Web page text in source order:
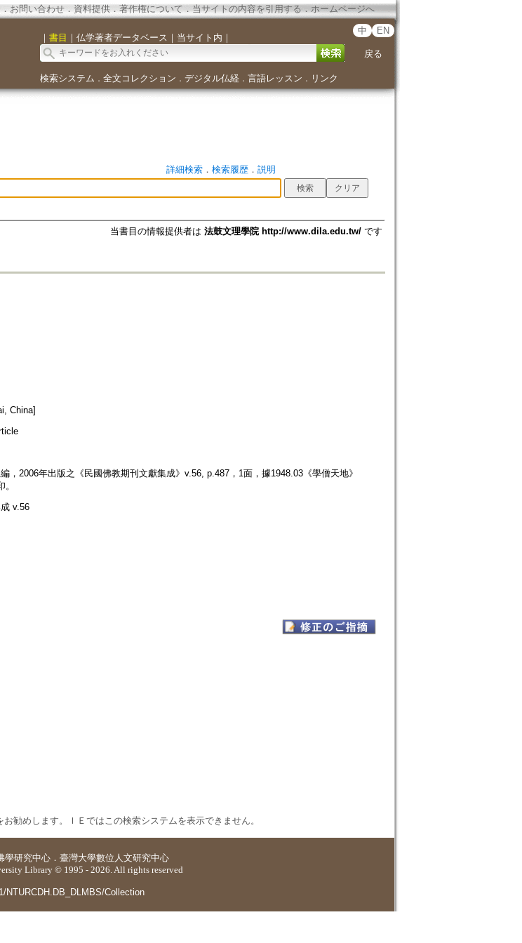
． お問い合わせ． 資料提供． 著作権について．当サイトの内容を引用する ． ホームページへ
｜ 書目 ｜ 仏学著者データベース ｜ 当サイト内 ｜
中 EN
戻る
検索システム ． 全文コレクション ． デジタル仏経． 言語レッスン ． リンク
詳細検索． 検索履歴． 説明
当書目の情報提供者は 法鼓文理學院 http://www.dila.edu.tw/です
China]
，2006年出版之《民國佛教期刊文獻集成》v.56, p.487，1面，據1948.03《學僧天地》
v.56
勧めします。ＩＥではこの検索システムを表示できません。
學研究中心 ． 臺灣大學數位人文研究中心
Library © 1995 - 2026. All rights reserved
NTURCDH.DB_DLMBS/Collection